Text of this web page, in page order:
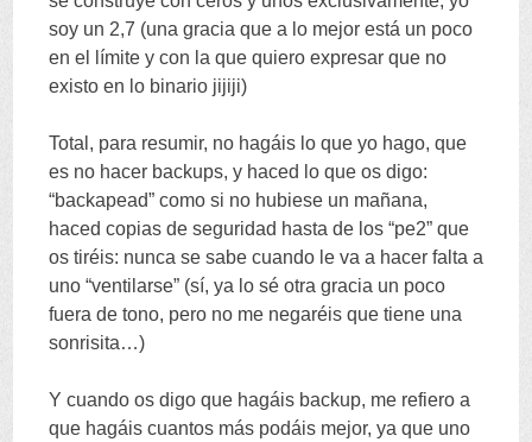
soy un 2,7 (una gracia que a lo mejor está un poco
en el límite y con la que quiero expresar que no
existo en lo binario jijiji)
Total , para resumir, no hagáis lo que yo hago,que
es no hacer backups,y haced lo que os digo:
“backapead”como si no hubiese un mañana,
haced copias de seguridad hasta de los “pe2”que
os tiréis: nunca se sabe cuando le va a hacer falta a
uno “ventilarse” (sí,ya lo sé otra gracia un poco
fuera de tono, pero no me negaréis que tiene una
sonrisita…)
Y cuando os digo que hagáis backup, me refiero a
que hagáis cuantos más podáis mejor,ya que uno